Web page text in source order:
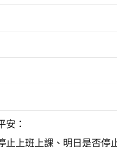
安：
止上班上課、明日是否